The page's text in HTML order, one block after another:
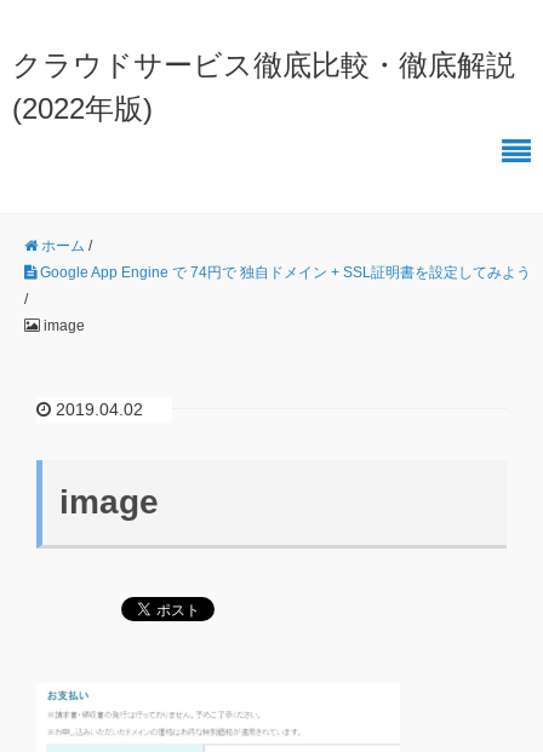
クラウドサービス徹底比較・徹底解説
(2022年版)
ホーム /
Google App Engine で 74円で 独自ドメイン + SSL証明書を設定してみよう
/
image
2019.04.02
image